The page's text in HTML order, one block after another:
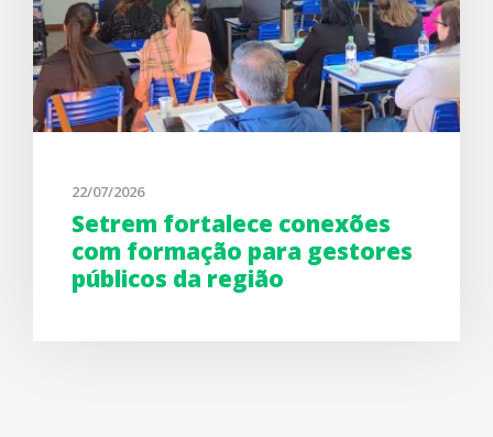
22/07/2026
Setrem fortalece conexões
com formação para gestores
públicos da região